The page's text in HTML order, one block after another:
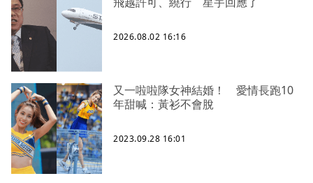
2026.08.02 16:16
又一啦啦隊女神結婚！ 愛情長跑10
年甜喊：黃衫不會脫
2023.09.28 16:01